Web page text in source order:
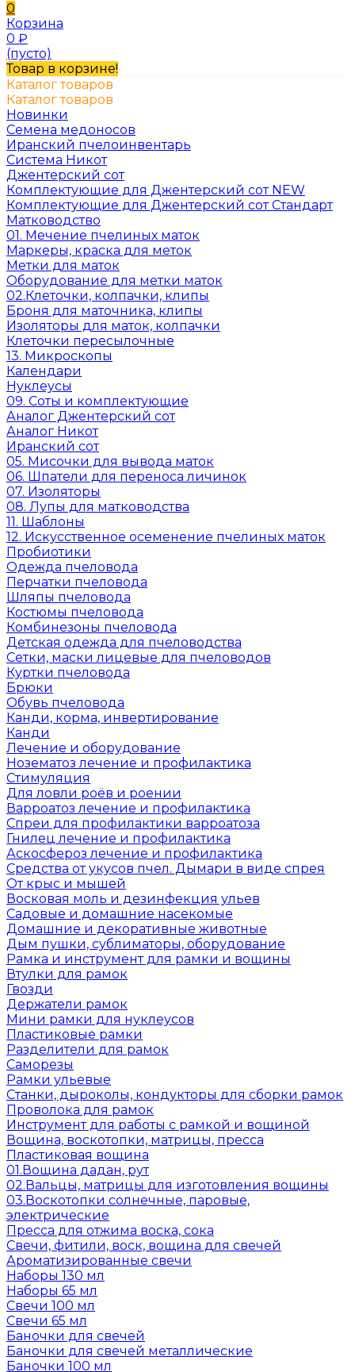
0
Корзина
0 ₽
(пусто)
Товар в корзине!
Каталог товаров
Каталог товаров
Новинки
Семена медоносов
Иранский пчелоинвентарь
Система Никот
Джентерский сот
Комплектующие для Джентерский сот NEW
Комплектующие для Джентерский сот Стандарт
Матководство
01. Мечение пчелиных маток
Маркеры, краска для меток
Метки для маток
Оборудование для метки маток
02.Клеточки, колпачки, клипы
Броня для маточника, клипы
Изоляторы для маток, колпачки
Клеточки пересылочные
13. Микроскопы
Календари
Нуклеусы
09. Соты и комплектующие
Аналог Джентерский сот
Аналог Никот
Иранский сот
05. Мисочки для вывода маток
06. Шпатели для переноса личинок
07. Изоляторы
08. Лупы для матководства
11. Шаблоны
12. Искусственное осеменение пчелиных маток
Пробиотики
Одежда пчеловода
Перчатки пчеловода
Шляпы пчеловода
Костюмы пчеловода
Комбинезоны пчеловода
Детская одежда для пчеловодства
Сетки, маски лицевые для пчеловодов
Куртки пчеловода
Брюки
Обувь пчеловода
Канди, корма, инвертирование
Канди
Лечение и оборудование
Нозематоз лечение и профилактика
Стимуляция
Для ловли роёв и роении
Варроатоз лечение и профилактика
Спреи для профилактики варроатоза
Гнилец лечение и профилактика
Аскосфероз лечение и профилактика
Средства от укусов пчел. Дымари в виде спрея
От крыс и мышей
Восковая моль и дезинфекция ульев
Садовые и домашние насекомые
Домашние и декоративные животные
Дым пушки, сублиматоры, оборудование
Рамка и инструмент для рамки и вощины
Втулки для рамок
Гвозди
Держатели рамок
Мини рамки для нуклеусов
Пластиковые рамки
Разделители для рамок
Саморезы
Рамки ульевые
Станки, дыроколы, кондукторы для сборки рамок
Проволока для рамок
Инструмент для работы с рамкой и вощиной
Вощина, воскотопки, матрицы, пресса
Пластиковая вощина
01.Вощина дадан, рут
02.Вальцы, матрицы для изготовления вощины
03.Воскотопки солнечные, паровые,
электрические
Пресса для отжима воска, сока
Свечи, фитили, воск, вощина для свечей
Ароматизированные свечи
Наборы 130 мл
Наборы 65 мл
Свечи 100 мл
Свечи 65 мл
Баночки для свечей
Баночки для свечей металлические
Баночки 100 мл